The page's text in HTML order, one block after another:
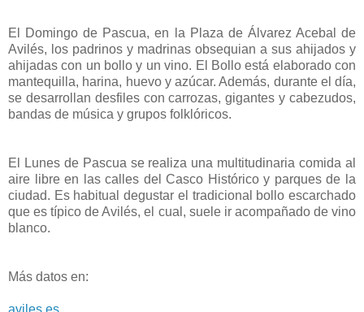
El Domingo de Pascua, en la Plaza de Álvarez Acebal de
Avilés, los padrinos y madrinas obsequian a sus ahijados y
ahijadas con un bollo y un vino. El Bollo está elaborado con
mantequilla, harina, huevo y azúcar. Además, durante el día,
se desarrollan desfiles con carrozas, gigantes y cabezudos,
bandas de música y grupos folklóricos.
El Lunes de Pascua se realiza una multitudinaria comida al
aire libre en las calles del Casco Histórico y parques de la
ciudad. Es habitual degustar el tradicional bollo escarchado
que es típico de Avilés, el cual, suele ir acompañado de vino
blanco.
Más datos en:
aviles.es